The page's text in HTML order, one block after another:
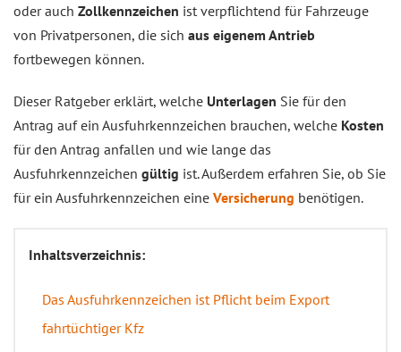
oder auch Zollkennzeichen ist verpflichtend für Fahrzeuge
von Privatpersonen, die sich aus eigenem Antrieb
fortbewegen können.
Dieser Ratgeber erklärt, welche Unterlagen Sie für den
Antrag auf ein Ausfuhrkennzeichen brauchen, welche Kosten
für den Antrag anfallen und wie lange das
Ausfuhrkennzeichen gültig ist. Außerdem erfahren Sie, ob Sie
für ein Ausfuhrkennzeichen eine Versicherung benötigen.
Inhaltsverzeichnis:
Das Ausfuhrkennzeichen ist Pflicht beim Export
fahrtüchtiger Kfz